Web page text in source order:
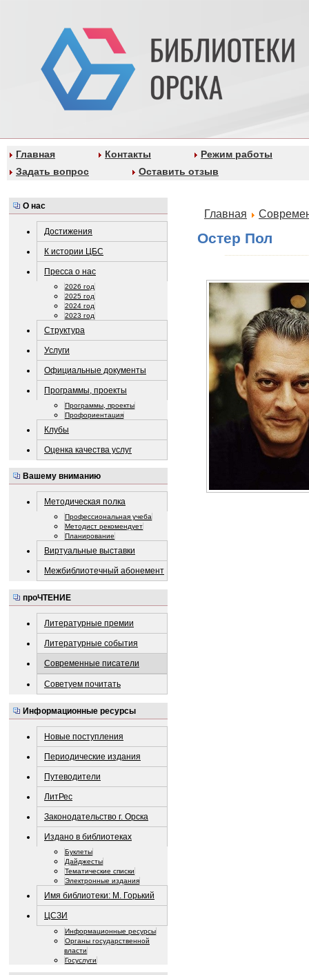
Главная Контакты
Режим работы
Задать вопрос
Оставить отзыв
О нас
Достижения
К истории ЦБС
Пресса о нас
2026 год
2025 год
2024 год
2023 год
Структура
Услуги
Официальные документы
Программы, проекты
Программы, проекты
Профориентация
Клубы
Оценка качества услуг
Вашему вниманию
Методическая полка
Профессиональная учеба
Методист рекомендует
Планирование
Виртуальные выставки
Межбиблиотечный абонемент
проЧТЕНИЕ
Литературные премии
Литературные события
Современные писатели
Советуем почитать
Информационные ресурсы
Новые поступления
Периодические издания
Путеводители
ЛитРес
Законодательство г. Орска
Издано в библиотеках
Буклеты
Дайджесты
Тематические списки
Электронные издания
Имя библиотеки: М. Горький
ЦСЗИ
Информационные ресурсы
Органы государственной
власти
Госуслуги
Главная
Остер Пол